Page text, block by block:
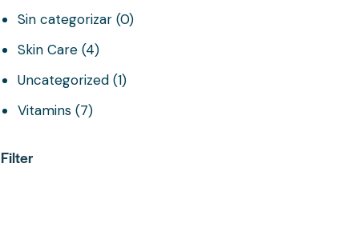
Sin categorizar (0)
Skin Care (4)
Uncategorized (1)
Vitamins (7)
Filter